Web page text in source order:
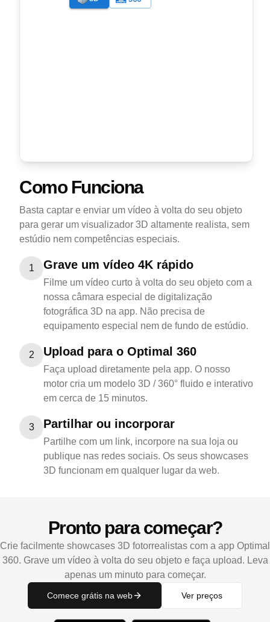
Como Funciona
Basta captar e enviar um vídeo à volta do seu objeto
para gerar um visualizador 3D altamente realista, sem
estúdio nem competências especiais.
1 Grave um vídeo 4K rápido
Filme um vídeo curto à volta do seu objeto com a
nossa câmara especial de digitalização
fotográfica 3D na app. Não precisa de
equipamento especial nem de fundo de estúdio.
2 Upload para o Optimal 360
Faça upload diretamente pela app. O nosso
motor cria um modelo 3D / 360° fluido e interativo
em cerca de 15 minutos.
3 Partilhar ou incorporar
Partilhe com um link, incorpore na sua loja ou
publique nas redes sociais. Os seus showcases
3D funcionam em qualquer lugar da web.
Pronto para começar?
Crie facilmente showcases 3D fotorrealistas com a app Optimal
360. Grave um vídeo à volta do seu objeto e faça upload. Leva
apenas um minuto para começar.
Comece grátis na web Ver preços